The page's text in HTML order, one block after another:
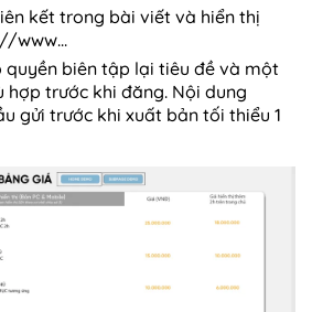
kết trong bài viết và hiển thị
www...
quyền biên tập lại tiêu đề và một
hợp trước khi đăng. Nội dung
gửi trước khi xuất bản tối thiểu 1